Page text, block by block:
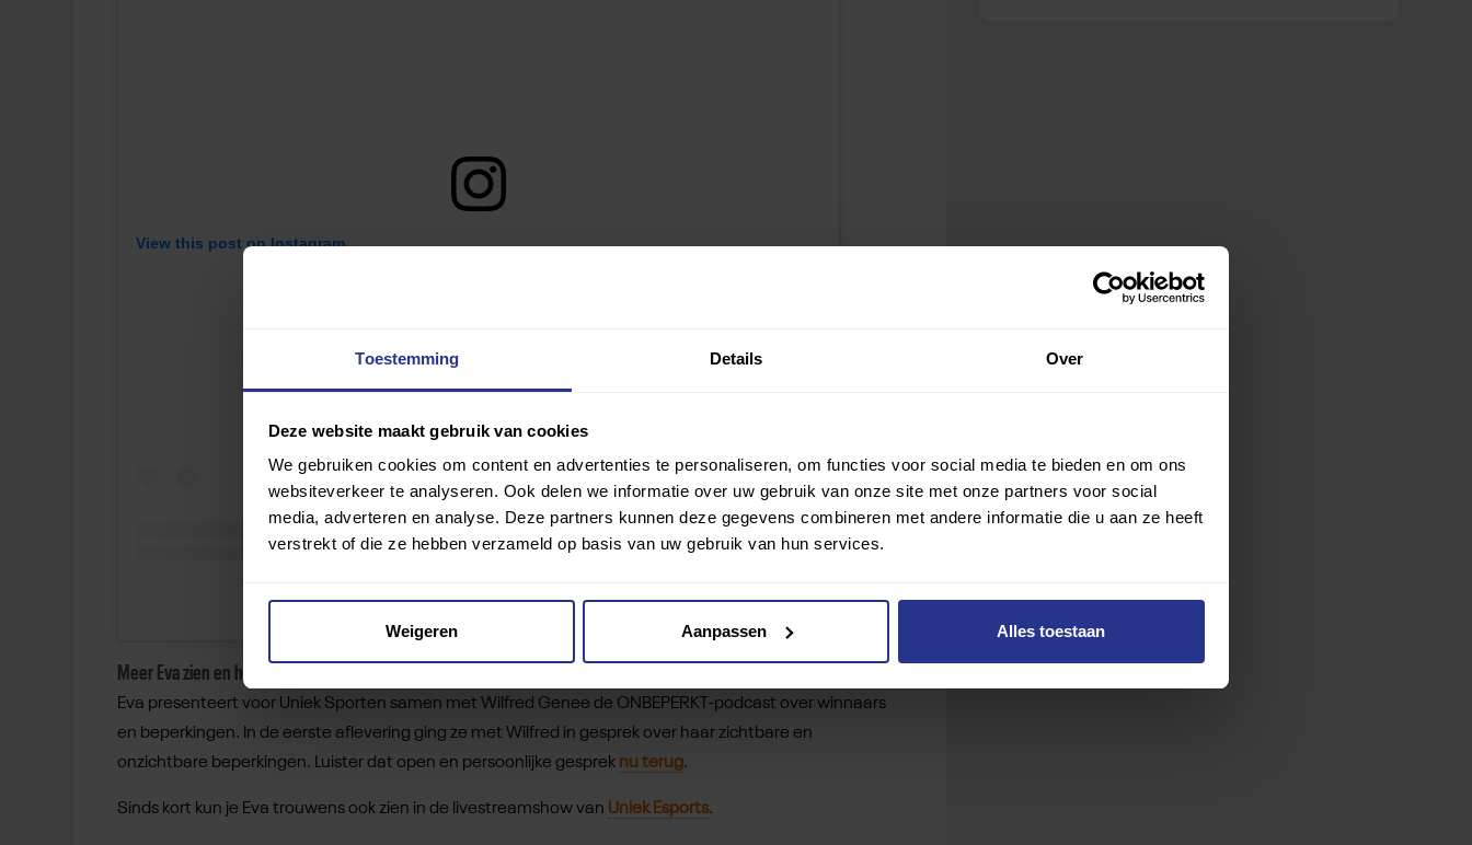
Toestemming Details Over
Deze website maakt gebruik van cookies
We gebruiken cookies om content en advertenties te personaliseren, om functies voor social media te bieden en om ons
websiteverkeer te analyseren. Ook delen we informatie over uw gebruik van onze site met onze partners voor social
media, adverteren en analyse. Deze partners kunnen deze gegevens combineren met andere informatie die u aan ze heeft
verstrekt of die ze hebben verzameld op basis van uw gebruik van hun services.
Weigeren Aanpassen Alles toestaan
View this post on Instagram
A post shared by Eva J. Eikhout (@hetleefjevaneefje)
Meer Eva zien en horen?
Eva presenteert voor Uniek Sporten samen met Wilfred Genee de ONBEPERKT-podcast over winnaars
en beperkingen. In de eerste aflevering ging ze met Wilfred in gesprek over haar zichtbare en
onzichtbare beperkingen. Luister dat open en persoonlijke gesprek nu terug.
Sinds kort kun je Eva trouwens ook zien in de livestreamshow van Uniek Esports.